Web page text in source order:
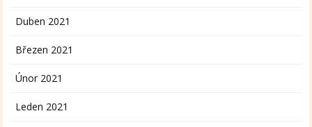
Duben 2021
Březen 2021
Únor 2021
Leden 2021